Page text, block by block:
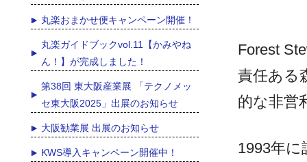
Forest
責任ある
的な非営
1993年
丸楽おまかせ便キャンペーン開催！
丸楽ガイドブックvol.11【かみやね
ん！】が完成しました！
第38回 東大阪産業展 「テクノメッ
セ東大阪2025」出展のお知らせ
大阪勧業展 出展のお知らせ
KWS導入キャンペーン開催中！